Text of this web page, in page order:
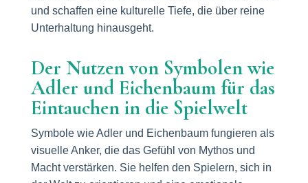
und schaffen eine kulturelle Tiefe, die über reine
Unterhaltung hinausgeht.
Der Nutzen von Symbolen wie
Adler und Eichenbaum für das
Eintauchen in die Spielwelt
Symbole wie Adler und Eichenbaum fungieren als
visuelle Anker, die das Gefühl von Mythos und
Macht verstärken. Sie helfen den Spielern, sich in